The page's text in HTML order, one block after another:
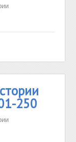
250